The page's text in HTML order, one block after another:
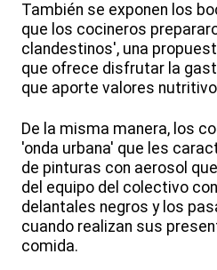
También se exponen los
que los cocineros
clandestinos', una
que ofrece disfrutar la
que aporte valores
De la misma manera, los
'onda urbana' que les
de pinturas con aerosol
del equipo del colectivo
delantales negros y los
cuando realizan sus
comida.